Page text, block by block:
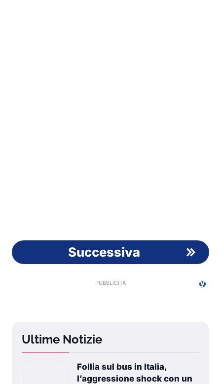
Successiva
Ultime Notizie
Follia sul bus in Italia,
l’aggressione shock con un